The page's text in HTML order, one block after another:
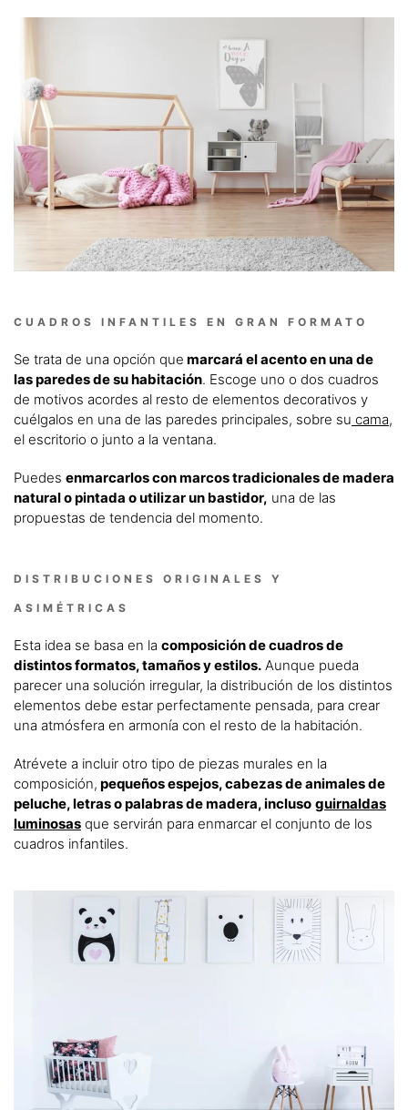
CUADROS INFANTILES EN GRAN FORMATO
Se trata de una opción que marcará el acento en una de
las paredes de su habitación. Escoge uno o dos cuadros
de motivos acordes al resto de elementos decorativos y
cuélgalos en una de las paredes principales, sobre su cama,
el escritorio o junto a la ventana.
Puedes enmarcarlos con marcos tradicionales de madera
natural o pintada o utilizar un bastidor, una de las
propuestas de tendencia del momento.
DISTRIBUCIONES ORIGINALES Y
ASIMÉTRICAS
Esta idea se basa en la composición de cuadros de
distintos formatos, tamaños y estilos. Aunque pueda
parecer una solución irregular, la distribución de los distintos
elementos debe estar perfectamente pensada, para crear
una atmósfera en armonía con el resto de la habitación.
Atrévete a incluir otro tipo de piezas murales en la
composición, pequeños espejos, cabezas de animales de
peluche, letras o palabras de madera, incluso guirnaldas
luminosas que servirán para enmarcar el conjunto de los
cuadros infantiles.